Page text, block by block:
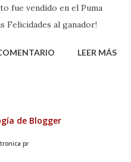
fue vendido en el Puma
Felicidades al ganador!
LEER MÁS
de Blogger
pr